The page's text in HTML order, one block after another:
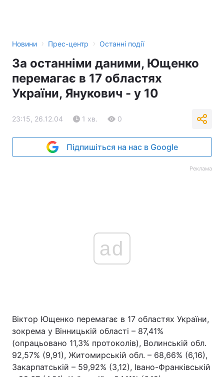
Новини › Прес-центр › Останні події
За останніми даними, Ющенко
перемагає в 17 областях
України, Янукович - у 10
23:15, 26.12.04 1 хв. 0
Підпишіться на нас в Google
Реклама
ad
Віктор Ющенко перемагає в 17 областях України,
зокрема у Вінницькій області – 87,41%
(опрацьовано 11,3% протоколів), Волинській обл.
92,57% (9,91), Житомирській обл. – 68,66% (6,16),
Закарпатській – 59,92% (3,12), Івано-Франківській